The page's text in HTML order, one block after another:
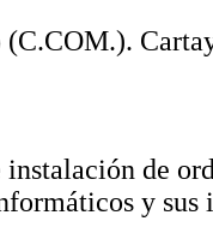
(C.COM.).
de
y sus